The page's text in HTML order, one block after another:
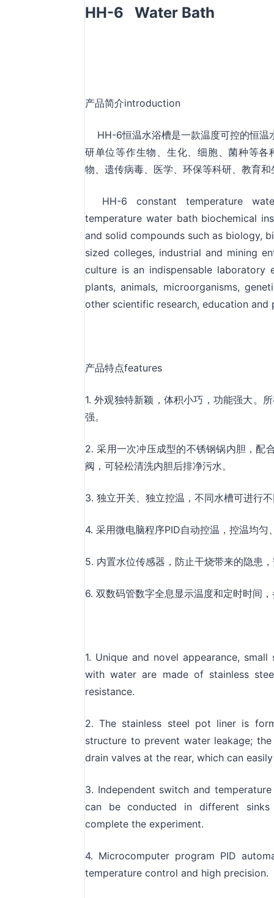
HH-6 Water Bath
产品简介introduction
HH-6恒温水浴槽是一款温度可控的恒温
研单位等作生物、生化、细胞、菌种等
物、遗传病毒、医学、环保等科研、教育
HH-6 constant temperature
temperature water bath biochemical
and solid compounds such as biology,
sized colleges, industrial and mining
culture is an indispensable
plants, animals, microorganisms,
other scientific research, education
产品特点features
1. 外观独特新颖，体积小巧，功能强大。
强。
2. 采用一次冲压成型的不锈钢锅内胆，配
阀，可轻松清洗内胆后排净污水。
3. 独立开关、独立控温，不同水槽可进行
4. 采用微电脑程序PID自动控温，控温均匀
5. 内置水位传感器，防止干烧带来的隐患
6. 双数码管数字全息显示温度和定时时间
1. Unique and novel appearance,
with water are made of stainless
resistance.
2. The stainless steel pot liner is
structure to prevent water leakage;
drain valves at the rear, which can
3. Independent switch and
can be conducted in different
complete the experiment.
4. Microcomputer program PID
temperature control and high precision.